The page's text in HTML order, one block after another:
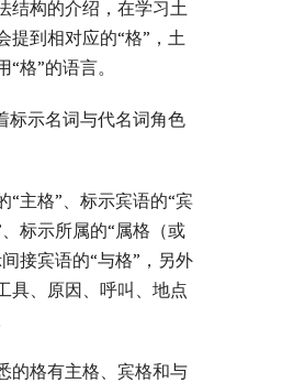
结构的介绍，在学习土
提到相对应的“格”，土
格”的语言。
标示名词与代名词角色
“主格”、标示宾语的“宾
标示所属的“属格（或
接宾语的“与格”，另外
具、原因、呼叫、地点
的格有主格、宾格和与